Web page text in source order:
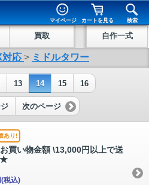
マイページ カートを見る 検索
買取 自作一式
応 > ミドルタワー
13 14 15 16
次のページ
あり!
買い物金額 \13,000円以上で送
★
(税込)